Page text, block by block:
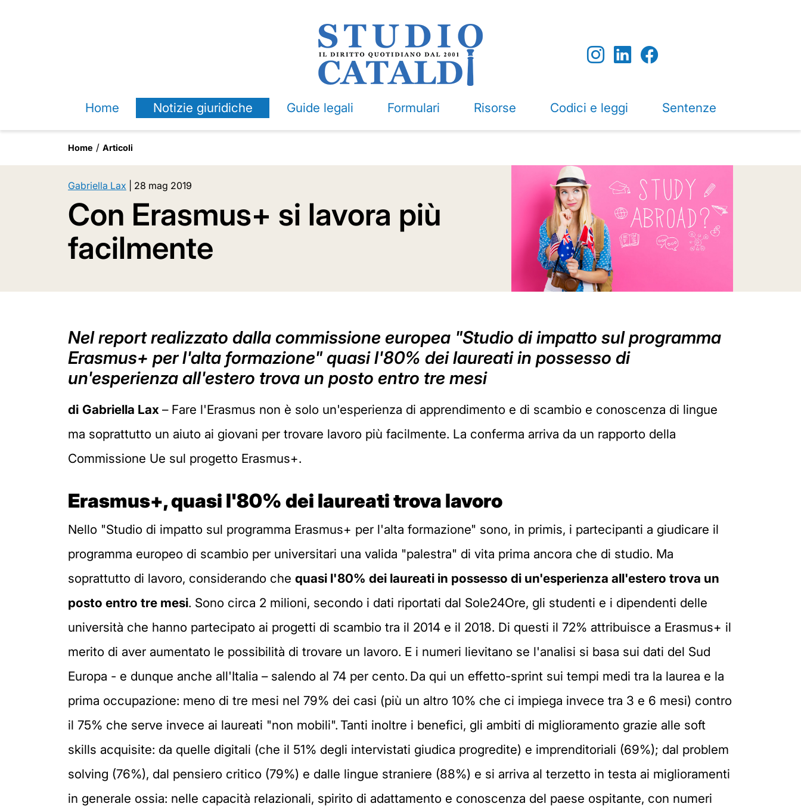
Home Notizie giuridiche Guide legali Formulari Risorse Codici e leggi Sentenze
Home Articoli
Gabriella Lax 28 mag 2019
Con Erasmus+ si lavora più
facilmente
Nel report realizzato dalla commissione europea "Studio di impatto sul programma
Erasmus+ per l'alta formazione" quasi l'80% dei laureati in possesso di
un'esperienza all'estero trova un posto entro tre mesi
di Gabriella Lax – Fare l'Erasmus non è solo un'esperienza di apprendimento e di scambio e conoscenza di lingue
ma soprattutto un aiuto ai giovani per trovare lavoro più facilmente. La conferma arriva da un rapporto della
Commissione Ue sul progetto Erasmus+.
Erasmus+, quasi l'80% dei laureati trova lavoro
Nello "Studio di impatto sul programma Erasmus+ per l'alta formazione" sono, in primis, i partecipanti a giudicare il
programma europeo di scambio per universitari una valida "palestra" di vita prima ancora che di studio. Ma
soprattutto di lavoro, considerando che quasi l'80% dei laureati in possesso di un'esperienza all'estero trova un
posto entro tre mesi. Sono circa 2 milioni, secondo i dati riportati dal Sole24Ore, gli studenti e i dipendenti delle
università che hanno partecipato ai progetti di scambio tra il 2014 e il 2018. Di questi il 72% attribuisce a Erasmus+ il
merito di aver aumentato le possibilità di trovare un lavoro. E i numeri lievitano se l'analisi si basa sui dati del Sud
Europa - e dunque anche all'Italia – salendo al 74 per cento. Da qui un effetto-sprint sui tempi medi tra la laurea e la
prima occupazione: meno di tre mesi nel 79% dei casi (più un altro 10% che ci impiega invece tra 3 e 6 mesi) contro
il 75% che serve invece ai laureati "non mobili". Tanti inoltre i benefici, gli ambiti di miglioramento grazie alle soft
skills acquisite: da quelle digitali (che il 51% degli intervistati giudica progredite) e imprenditoriali (69%); dal problem
solving (76%), dal pensiero critico (79%) e dalle lingue straniere (88%) e si arriva al terzetto in testa ai miglioramenti
in generale ossia: nelle capacità relazionali, spirito di adattamento e conoscenza del paese ospitante, con numeri